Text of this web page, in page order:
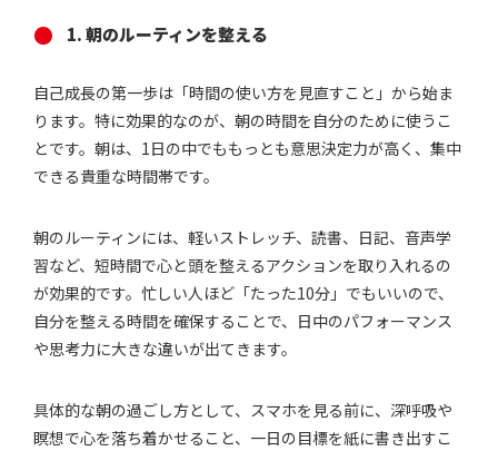
1. 朝のルーティンを整える
自己成長の第一歩は「時間の使い方を見直すこと」から始ま
ります。特に効果的なのが、朝の時間を自分のために使うこ
とです。朝は、1日の中でももっとも意思決定力が高く、集中
できる貴重な時間帯です。
朝のルーティンには、軽いストレッチ、読書、日記、音声学
習など、短時間で心と頭を整えるアクションを取り入れるの
が効果的です。忙しい人ほど「たった10分」でもいいので、
自分を整える時間を確保することで、日中のパフォーマンス
や思考力に大きな違いが出てきます。
具体的な朝の過ごし方として、スマホを見る前に、深呼吸や
瞑想で心を落ち着かせること、一日の目標を紙に書き出すこ